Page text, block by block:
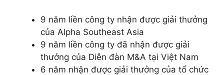
9 năm liền công ty nhận được giải thưởng
của Alpha Southeast Asia
9 năm liền công ty đã nhận được giải
thưởng của Diễn đàn M&A tại Việt Nam
6 năm nhận được giải thưởng của tổ chức